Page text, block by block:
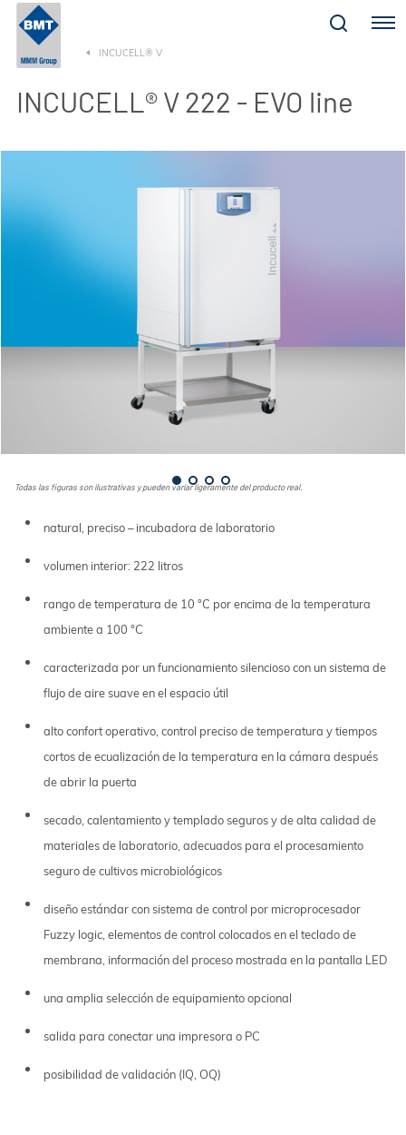
Menu
INCUCELL® V
INCUCELL® V 222 - EVO line
Todas las figuras son ilustrativas y pueden variar ligeramente del producto real.
natural, preciso – incubadora de laboratorio
volumen interior: 222 litros
rango de temperatura de 10 °C por encima de la temperatura
ambiente a 100 °C
caracterizada por un funcionamiento silencioso con un sistema de
flujo de aire suave en el espacio útil
alto confort operativo, control preciso de temperatura y tiempos
cortos de ecualización de la temperatura en la cámara después
de abrir la puerta
secado, calentamiento y templado seguros y de alta calidad de
materiales de laboratorio, adecuados para el procesamiento
seguro de cultivos microbiológicos
diseño estándar con sistema de control por microprocesador
Fuzzy logic, elementos de control colocados en el teclado de
membrana, información del proceso mostrada en la pantalla LED
una amplia selección de equipamiento opcional
salida para conectar una impresora o PC
posibilidad de validación (IQ, OQ)